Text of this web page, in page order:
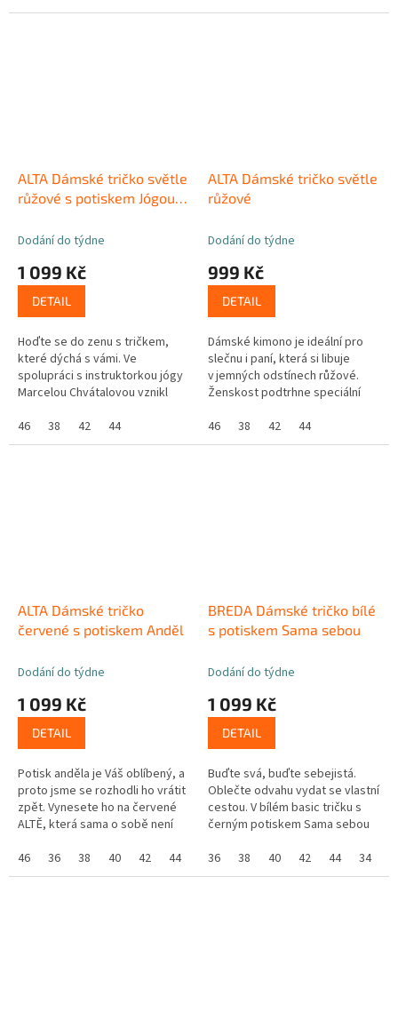
ALTA Dámské tričko světle
růžové s potiskem Jógou k
Dodání do týdne
1 099 Kč
DETAIL
Hoďte se do zenu s tričkem,
které dýchá s vámi. Ve
spolupráci s instruktorkou jógy
Marcelou Chvátalovou vznikl
pomůže zklidnit mysl i tělo.
Světle...
46 38 42 44
ALTA Dámské tričko světle
růžové
Dodání do týdne
999 Kč
DETAIL
Dámské kimono je ideální pro
slečnu i paní, která si libuje
v jemných odstínech růžové.
Ženskost podtrhne speciální
CityZenⓇ, která neukáže ani
kapku...
46 38 42 44
ALTA Dámské tričko
červené s potiskem Anděl
Dodání do týdne
1 099 Kč
DETAIL
Potisk anděla je Váš oblíbený, a
proto jsme se rozhodli ho vrátit
zpět. Vynesete ho na červené
ALTĚ, která sama o sobě není
perfektně rozzáří každý outfit.
46 36 38 40 42 44
BREDA Dámské tričko bílé
s potiskem Sama sebou
Dodání do týdne
1 099 Kč
DETAIL
Buďte svá, buďte sebejistá.
Oblečte odvahu vydat se vlastní
cestou. V bílém basic tričku s
černým potiskem Sama sebou
cítit skvěle. Neprozradí na...
36 38 40 42 44 34